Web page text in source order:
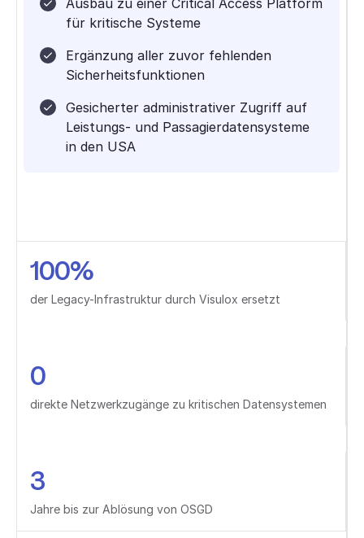
Ausbau zu einer Critical Access Platform
für kritische Systeme
Ergänzung aller zuvor fehlenden
Sicherheitsfunktionen
Gesicherter administrativer Zugriff auf
Leistungs- und Passagierdatensysteme
in den USA
100%
der Legacy-Infrastruktur durch Visulox ersetzt
0
direkte Netzwerkzugänge zu kritischen Datensystemen
3
Jahre bis zur Ablösung von OSGD